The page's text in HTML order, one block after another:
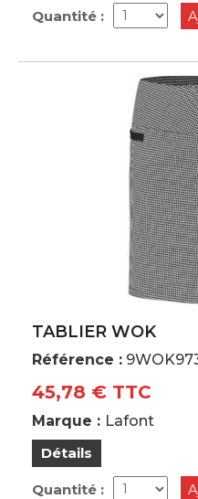
Quantité :
TABLIER WOK
Référence :
45,78 € TTC
Marque : Lafont
Détails
Quantité :